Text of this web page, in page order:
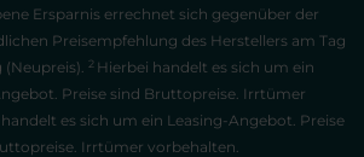
Ersparnis errechnet sich gegenüber der
Preisempfehlung des Herstellers am Tag
(Neupreis). 2 Hierbei handelt es sich um ein
Preise sind Bruttopreise. Irrtümer
es sich um ein Leasing-Angebot. Preise
Irrtümer vorbehalten.